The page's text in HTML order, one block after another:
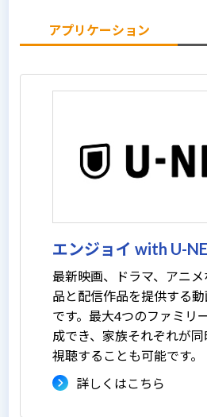
アプリケーション
エンジョイ with U-
最新映画、ドラマ、アニ
品と配信作品を提供する
です。最大4つのファミリ
成でき、家族それぞれが
視聴することも可能です。
詳しくはこちら